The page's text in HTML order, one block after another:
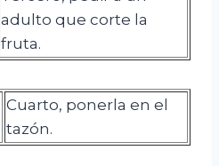
adulto que corte la
fruta.
Cuarto, ponerla en el
tazón.